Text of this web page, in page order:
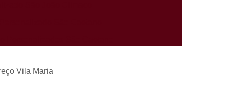
Perto de Mim Heliópolis
Vila Maria